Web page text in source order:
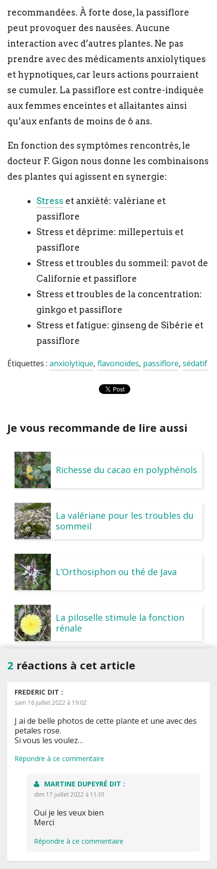
recommandées. À forte dose, la passiflore
peut provoquer des nausées. Aucune
interaction avec d’autres plantes. Ne pas
prendre avec des médicaments anxiolytiques
et hypnotiques, car leurs actions pourraient
se cumuler. La passiflore est contre-indiquée
aux femmes enceintes et allaitantes ainsi
qu’aux enfants de moins de 6 ans.
En fonction des symptômes rencontrés, le
docteur F. Gigon nous donne les combinaisons
des plantes qui agissent en synergie:
Stress et anxiété: valériane et
passiflore
Stress et déprime: millepertuis et
passiflore
Stress et troubles du sommeil: pavot de
Californie et passiflore
Stress et troubles de la concentration:
ginkgo et passiflore
Stress et fatigue: ginseng de Sibérie et
passiflore
Étiquettes : anxiolytique, flavonoïdes, passiflore, sédatif
Je vous recommande de lire aussi
Richesse du cacao en polyphénols
La valériane pour les troubles du
sommeil
L’Orthosiphon ou thé de Java
La piloselle stimule la fonction
rénale
2 réactions à cet article
FREDERIC DIT :
sam 16 juillet 2022 à 19:02
J ai de belle photos de cette plante et une avec des
petales rose.
Si vous les voulez…
Répondre à ce commentaire
MARTINE DUPEYRÉ DIT :
dim 17 juillet 2022 à 11:01
Oui je les veux bien
Merci
Répondre à ce commentaire